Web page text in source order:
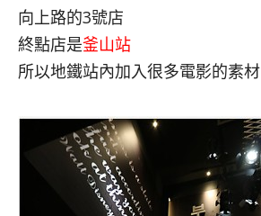
向上路的3號店
終點店是釜山站
所以地鐵站內加入很多電影的素材